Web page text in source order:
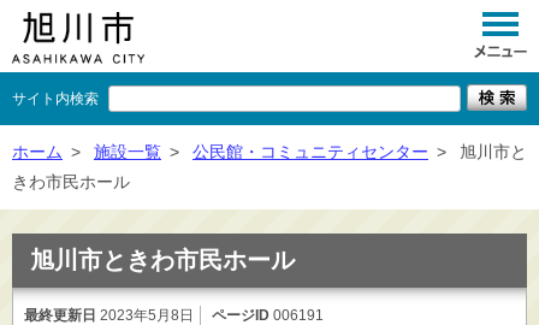
サイト内検索
くらし
観光
事業者向け
ホーム > 施設一覧 > 公民館・コミュニティセンター >
旭川市と
きわ市民ホール
旭川市ときわ市民ホール
最終更新日 2023年5月8日 ページID 006191